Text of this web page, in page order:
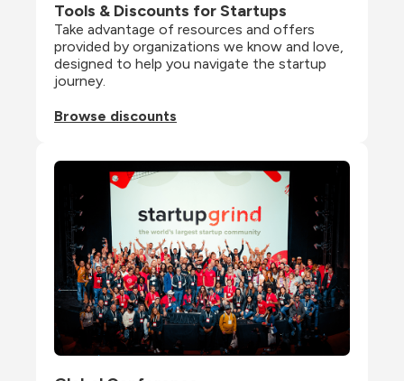
Tools & Discounts for Startups
Take advantage of resources and offers
provided by organizations we know and love,
designed to help you navigate the startup
journey.
Browse discounts